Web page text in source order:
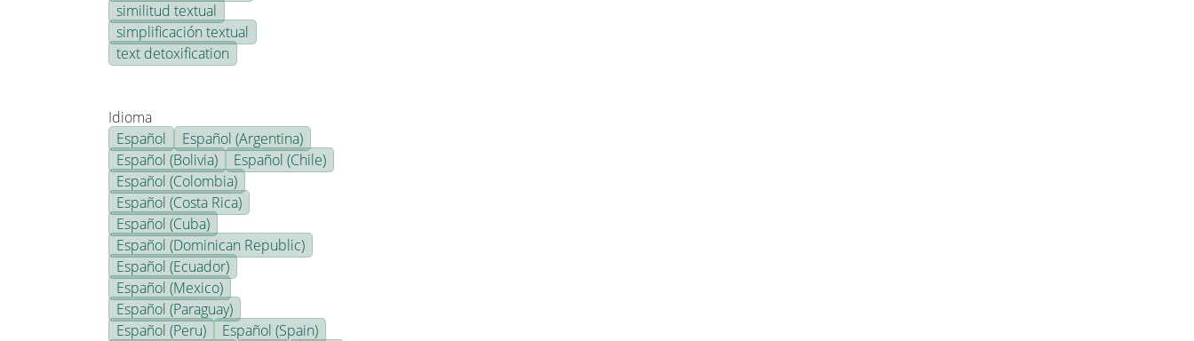
similitud textual
simplificación textual
text detoxification
Idioma
Español
Español (Argentina)
Español (Bolivia)
Español (Chile)
Español (Colombia)
Español (Costa Rica)
Español (Cuba)
Español (Dominican Republic)
Español (Ecuador)
Español (Mexico)
Español (Paraguay)
Español (Peru)
Español (Spain)